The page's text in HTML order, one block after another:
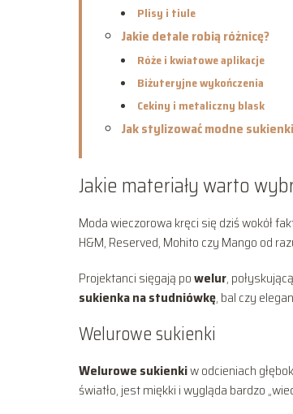
Plisy i tiule
Jakie detale robią różnicę?
Róże i kwiatowe aplikacje
Biżuteryjne wykończenia
Cekiny i metaliczny blask
Jak stylizować modne
Jakie materiały warto
Moda wieczorowa kręci się dziś wokół
H&M, Reserved, Mohito czy Mango od
Projektanci sięgają powelur, połyskującą
sukienka na studniówkę, bal czy
Welurowe sukienki
Welurowe sukienkiw odcieniach
światło, jest miękki i wygląda bardzo